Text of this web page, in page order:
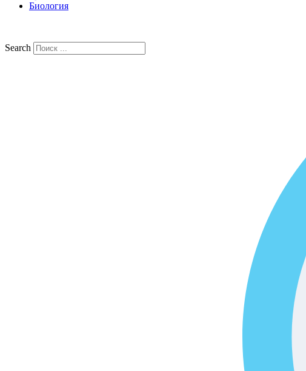
Биология
Search